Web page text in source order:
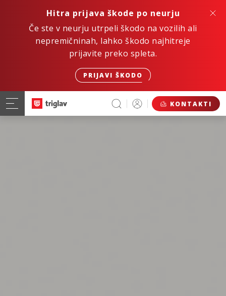
Hitra prijava škode po neurju
Če ste v neurju utrpeli škodo na vozilih ali
nepremičninah, lahko škodo najhitreje
prijavite preko spleta.
PRIJAVI ŠKODO
KONTAKTI